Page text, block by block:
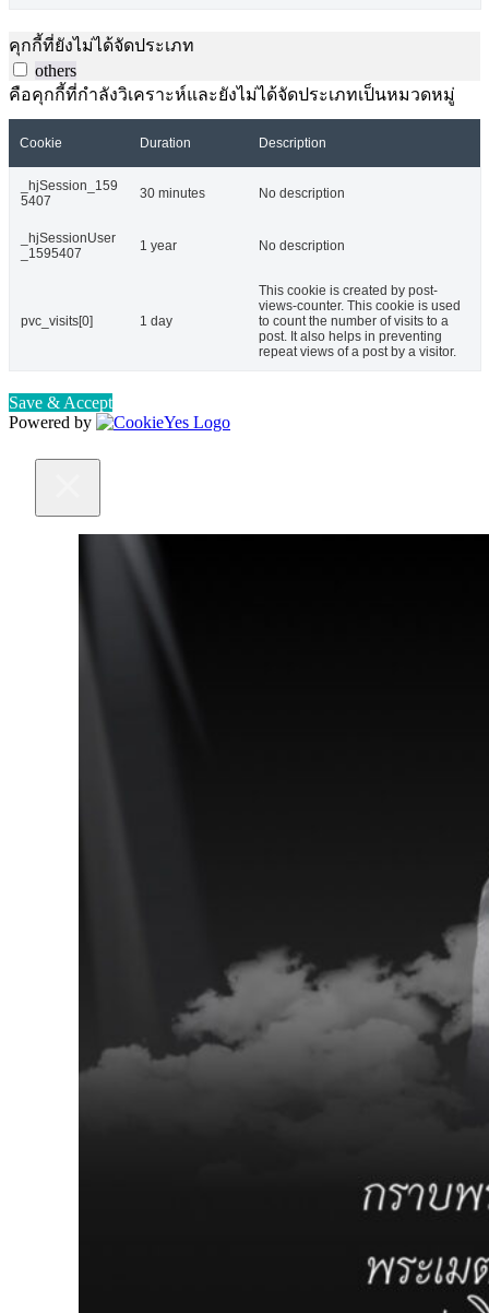
คุกกี้ที่ยังไม่ได้จัดประเภท
others
คือคุกกี้ที่กำลังวิเคราะห์และยังไม่ได้จัดประเภทเป็นหมวดหมู่
Cookie Duration Description
_hjSession_159
5407
30 minutes No description
_hjSessionUser
_1595407
1 year No description
pvc_visits[0] 1 day
This cookie is created by post-
views-counter. This cookie is used
to count the number of visits to a
post. It also helps in preventing
repeat views of a post by a visitor.
Save & Accept
Powered by